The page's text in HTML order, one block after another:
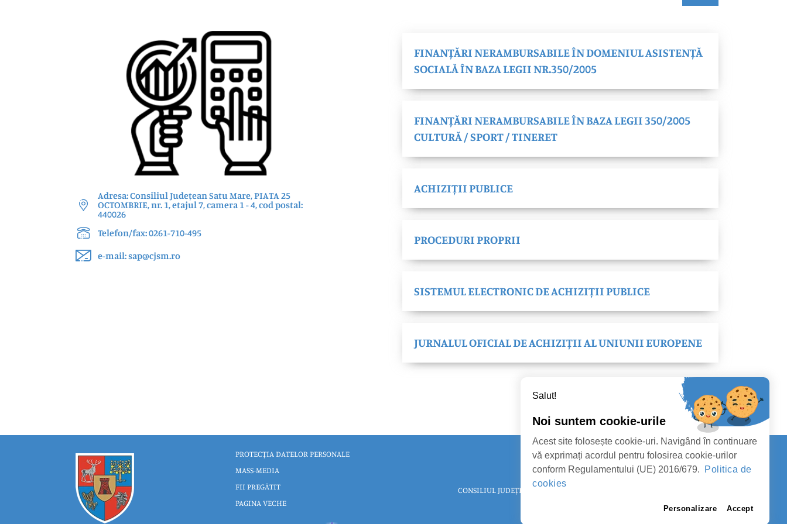
Adresa: Consiliul Județean Satu Mare, PIATA 25
OCTOMBRIE, nr. 1, etajul 7, camera 1 - 4, cod postal:
440026
Telefon/fax: 0261-710-495
e-mail: sap@cjsm.ro
FINANȚĂRI NERAMBURSABILE ÎN DOMENIUL ASISTENȚĂ
SOCIALĂ ÎN BAZA LEGII NR.350/2005
FINANȚĂRI NERAMBURSABILE ÎN BAZA LEGII 350/2005
CULTURĂ / SPORT / TINERET
ACHIZIȚII PUBLICE
PROCEDURI PROPRII
SISTEMUL ELECTRONIC DE ACHIZIȚII PUBLICE
JURNALUL OFICIAL DE ACHIZIȚII AL UNIUNII EUROPENE
PROTECȚIA DATELOR PERSONALE
MASS-MEDIA
FII PREGĂTIT
PAGINA VECHE
CONSILIUL JUDEȚEAN SATU MARE
Salut!
Noi suntem cookie-urile
Acest site folosește cookie-uri. Navigând în continuare
vă exprimați acordul pentru folosirea cookie-urilor
conform Regulamentului (UE) 2016/679.
Politica de
cookies
Personalizare Accept